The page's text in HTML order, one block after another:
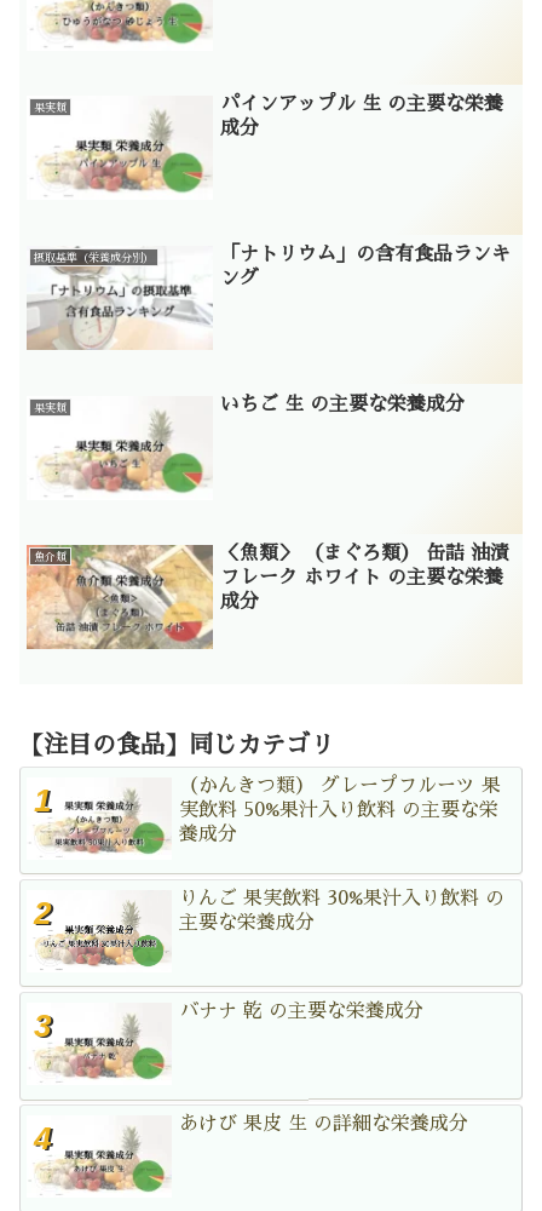
果実類
パインアップル 生 の主要な栄養
成分
摂取基準（栄養成分別）
「ナトリウム」の含有食品ランキ
ング
果実類 いちご 生 の主要な栄養成分
魚介類
＜魚類＞ （まぐろ類） 缶詰 油漬
フレーク ホワイト の主要な栄養
成分
【注目の食品】同じカテゴリ
（かんきつ類） グレープフルーツ 果
実飲料 50%果汁入り飲料 の主要な栄
養成分
りんご 果実飲料 30%果汁入り飲料 の
主要な栄養成分
バナナ 乾 の主要な栄養成分
あけび 果皮 生 の詳細な栄養成分